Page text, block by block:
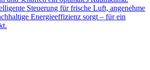
Steuerung für frische Luft, angenehme
Energieeffizienz sorgt – für ein